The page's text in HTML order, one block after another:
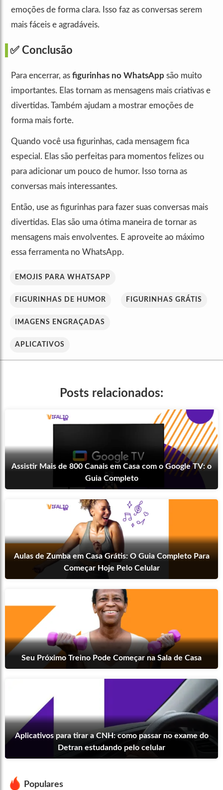
emoções de forma clara. Isso faz as conversas serem
mais fáceis e agradáveis.
✅ Conclusão
Para encerrar, as figurinhas no WhatsApp são muito
importantes. Elas tornam as mensagens mais criativas e
divertidas. Também ajudam a mostrar emoções de
forma mais forte.
Quando você usa figurinhas, cada mensagem fica
especial. Elas são perfeitas para momentos felizes ou
para adicionar um pouco de humor. Isso torna as
conversas mais interessantes.
Então, use as figurinhas para fazer suas conversas mais
divertidas. Elas são uma ótima maneira de tornar as
mensagens mais envolventes. E aproveite ao máximo
essa ferramenta no WhatsApp.
EMOJIS PARA WHATSAPP
FIGURINHAS DE HUMOR FIGURINHAS GRÁTIS
IMAGENS ENGRAÇADAS
APLICATIVOS
Posts relacionados:
Assistir Mais de 800 Canais em Casa com o Google TV: o
Guia Completo
Aulas de Zumba em Casa Grátis: O Guia Completo Para
Começar Hoje Pelo Celular
Seu Próximo Treino Pode Começar na Sala de Casa
Aplicativos para tirar a CNH: como passar no exame do
Detran estudando pelo celular
Populares